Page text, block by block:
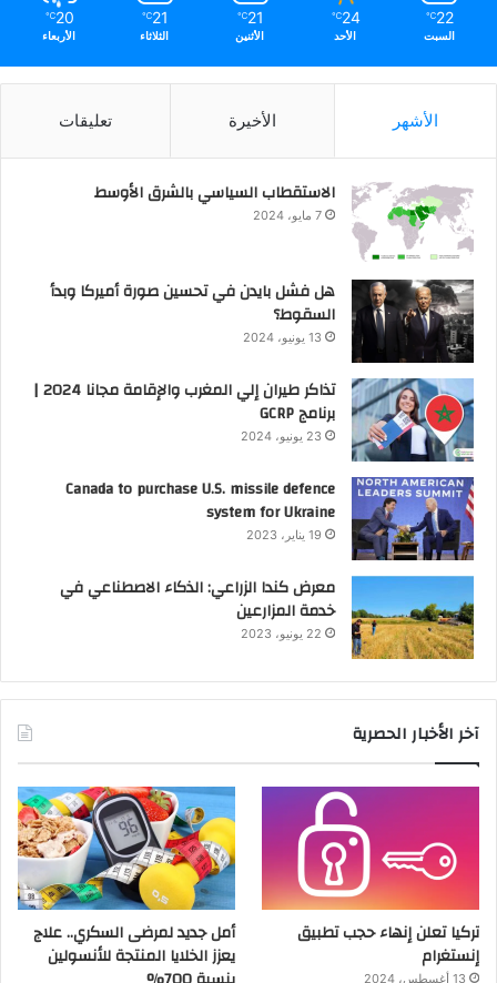
22
℃
السبت
24
℃
الأحد
21
℃
الأثنين
21
℃
الثلاثاء
20
℃
الأربعاء
الأشهر الأخيرة تعليقات
الاستقطاب السياسي بالشرق الأوسط
7 مايو، 2024
هل فشل بايدن في تحسين صورة أميركا وبدأ
السقوط؟
13 يونيو، 2024
تذاكر طيران إلي المغرب والإقامة مجانا 2024 |
برنامج GCRP
23 يونيو، 2024
Canada to purchase U.S. missile defence
system for Ukraine
19 يناير، 2023
معرض كندا الزراعي: الذكاء الاصطناعي في
خدمة المزارعين
22 يونيو، 2023
آخر الأخبار الحصرية
تركيا تعلن إنهاء حجب تطبيق
إنستغرام
13 أغسطس، 2024
أمل جديد لمرضى السكري.. علاج
يعزز الخلايا المنتجة للأنسولين